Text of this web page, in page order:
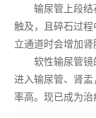
输尿管上段
触及，且碎石过
立通道时会增加肾
软性输尿管
进入输尿管、肾
率高。现已成为治